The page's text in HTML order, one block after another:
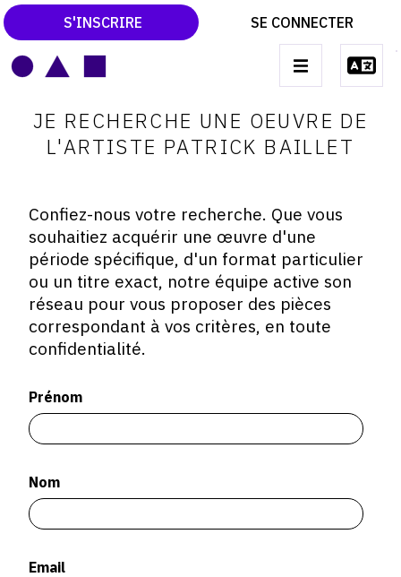
S'INSCRIRE SE CONNECTER
navigation
CATALOGUES RAISONNÉS
LES VERNISSAGES
ARCHIVES DES EXPOSITIONS
ACTUALITÉS DU MONDE DE L'ART
LIBRAIRIE : LIVRES & CATALOGUES
LEXIQUE ARTISTIQUE
SERVICES
ABONNEMENTS DÉDIÉS AUX GALERISTES
JE RECHERCHE UNE OEUVRE DE
L'ARTISTE PATRICK BAILLET
Confiez-nous votre recherche. Que vous
souhaitiez acquérir une œuvre d'une
période spécifique, d'un format particulier
ou un titre exact, notre équipe active son
réseau pour vous proposer des pièces
correspondant à vos critères, en toute
confidentialité.
Prénom
Nom
Email